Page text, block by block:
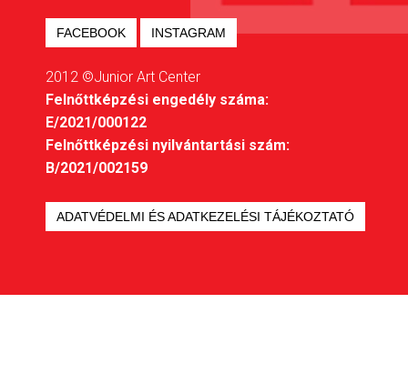
FACEBOOK INSTAGRAM
2012 ©Junior Art Center
Felnőttképzési engedély száma:
E/2021/000122
Felnőttképzési nyilvántartási szám:
B/2021/002159
ADATVÉDELMI ÉS ADATKEZELÉSI TÁJÉKOZTATÓ